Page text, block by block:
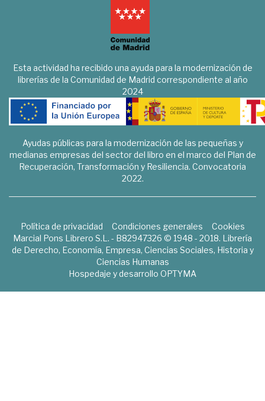
Esta actividad ha recibido una ayuda para la modernización de
librerías de la Comunidad de Madrid correspondiente al año
2024
Ayudas públicas para la modernización de las pequeñas y
medianas empresas del sector del libro en el marco del Plan de
Recuperación, Transformación y Resiliencia. Convocatoria
2022.
Política de privacidad Condiciones generales
Cookies
Marcial Pons Librero S.L. - B82947326 © 1948 - 2018. Librería
de Derecho, Economía, Empresa, Ciencias Sociales, Historia y
Ciencias Humanas
Hospedaje y desarrollo OPTYMA